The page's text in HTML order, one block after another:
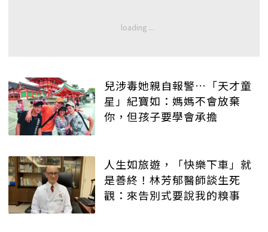
兒涉毒她親自報警…「天才童
星」紀寶如：媽媽不會放棄
你，但孩子要學會承擔
人生如旅遊，「快樂下車」就
是善終！林芳郁醫師談生死
觀：來告別式要說我的糗事